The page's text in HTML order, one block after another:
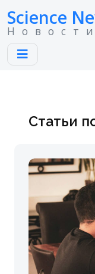
Science
Статьи